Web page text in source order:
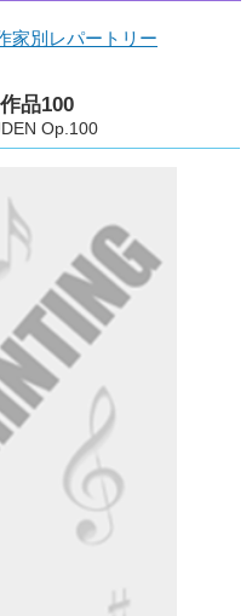
家別レパートリー
品100
Op.100